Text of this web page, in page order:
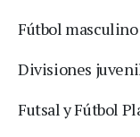
Fútbol
Divisiones
Futsal y Fútbol